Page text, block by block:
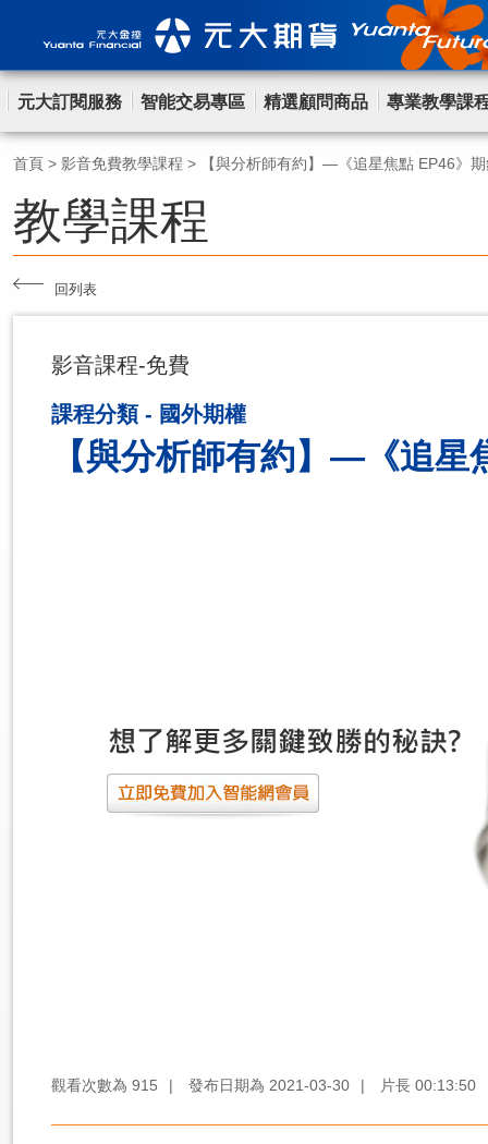
元大訂閱服務 智能交易專區 精選顧問商品 專業教學課
首頁 > 影音免費教學課程 > 【與分析師有約】—《追星焦點 EP46》
教學課程
回列表
影音課程-免費
課程分類 - 國外期權
【與分析師有約】—《追
觀看次數為 915 | 發布日期為 2021-03-30 | 片長 00:13:50